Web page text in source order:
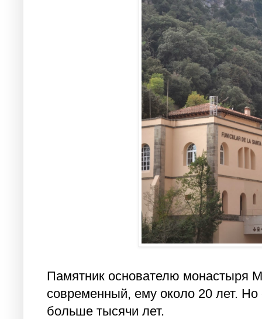
Памятник основателю монастыря
современный, ему около 20 лет.
больше тысячи лет.